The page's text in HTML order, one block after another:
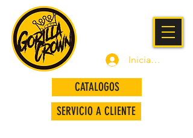
Iniciar sesión
SERVICIO A CLIENTE
CATALOGOS